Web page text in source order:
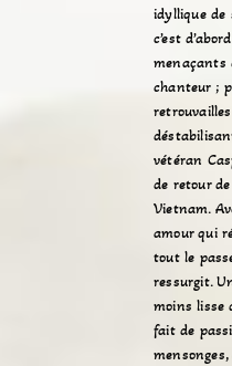
idyllique de
c’est
menaçants
chanteur ;
vétéran
de retour
Vietnam.
amour qui
tout le
ressurgit.
moins lisse
fait de